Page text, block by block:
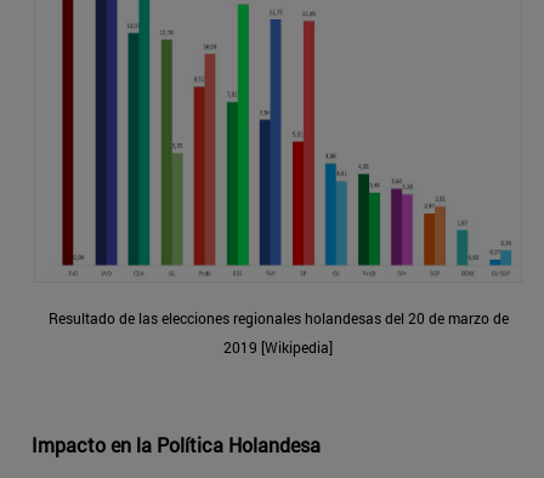
Resultado de las elecciones regionales holandesas del 20 de marzo de
2019 [Wikipedia]
Impacto en la Política Holandesa